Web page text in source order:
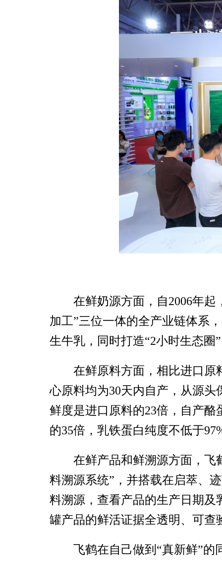
在鲜奶源方面，自2006年
加工”三位一体的全产业链体系
生牛乳，同时打造“2小时生态圈
在鲜原料方面，相比进口原
心原料均为30天内自产，从源
鲜度是进口原料的23倍，自产
的35倍，乳铁蛋白纯度不低于
在鲜产品和鲜溯源方面，飞
料溯源系统”，并搭载在启萃、
料溯源，查看产品的生产日期
罐产品的鲜活证据全透明、可查
飞鹤在自己做到“真新鲜”的